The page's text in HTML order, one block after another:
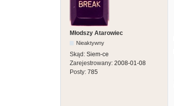
Młodszy Atarowiec
Nieaktywny
Skąd: Siem-ce
Zarejestrowany: 2008-01-08
Posty: 785